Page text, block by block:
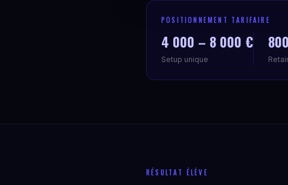
POSITIONNEMENT TARIFAIRE
4 000 – 8 000 €
Setup unique
RÉSULTAT ÉLÈVE